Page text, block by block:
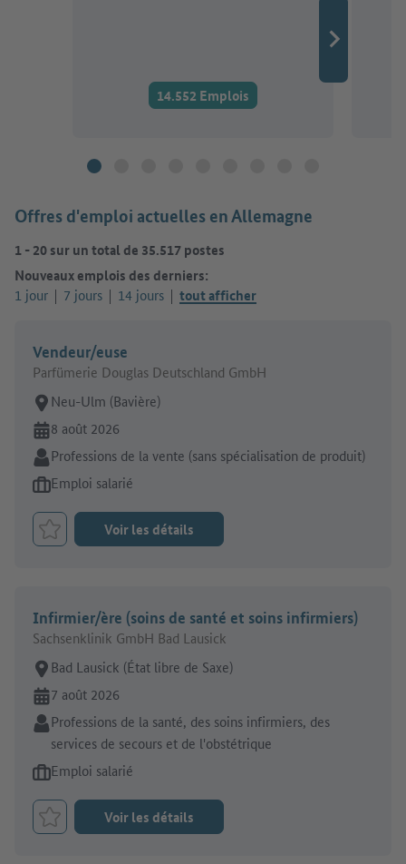
14.552 Emplois
Offres d'emploi actuelles en Allemagne
1-20sur un total de 35.517postes
Nouveaux emplois des derniers:
1 jour 7 jours 14 jours tout afficher
Vendeur/euse
Parfümerie Douglas Deutschland GmbH
Lieu de travail:
Neu-Ulm (Bavière)
En ligne depuis:
8 août 2026
Secteur:
Professions de la vente (sans spécialisation de produit)
Type d'offre d'emploi:
Emploi salarié
Retenir le job
Voir les détails
Infirmier/ère (soins de santé et soins infirmiers)
Sachsenklinik GmbH Bad Lausick
Lieu de travail:
Bad Lausick (État libre de Saxe)
En ligne depuis:
7 août 2026
Secteur:
Professions de la santé, des soins infirmiers, des
services de secours et de l'obstétrique
Type d'offre d'emploi:
Emploi salarié
Retenir le job
Voir les détails